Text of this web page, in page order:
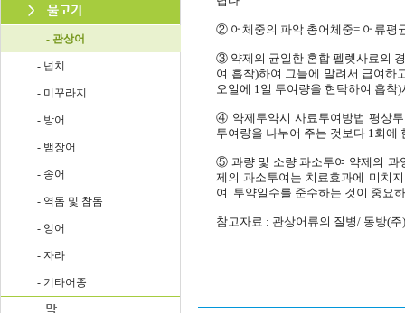
- 관상어
- 넙치
- 미꾸라지
- 방어
- 뱀장어
- 송어
- 역돔 및 참돔
- 잉어
- 자라
- 기타어종
② 어체중의 파악 총어체중= 어류평
③ 약제의 균일한 혼합 펠렛사료의
여 흡착)하여 그늘에 말려서 급여하
오일에 1일 투여량을 현탁하여 흡착
④ 약제투약시 사료투여방법 평상
투여량을 나누어 주는 것보다 1회에
⑤ 과량 및 소량 과소투여 약제의 과
제의 과소투여는 치료효과에 미치
여 투약일수를 준수하는 것이 중요
참고자료 : 관상어류의 질병/ 동방(주)